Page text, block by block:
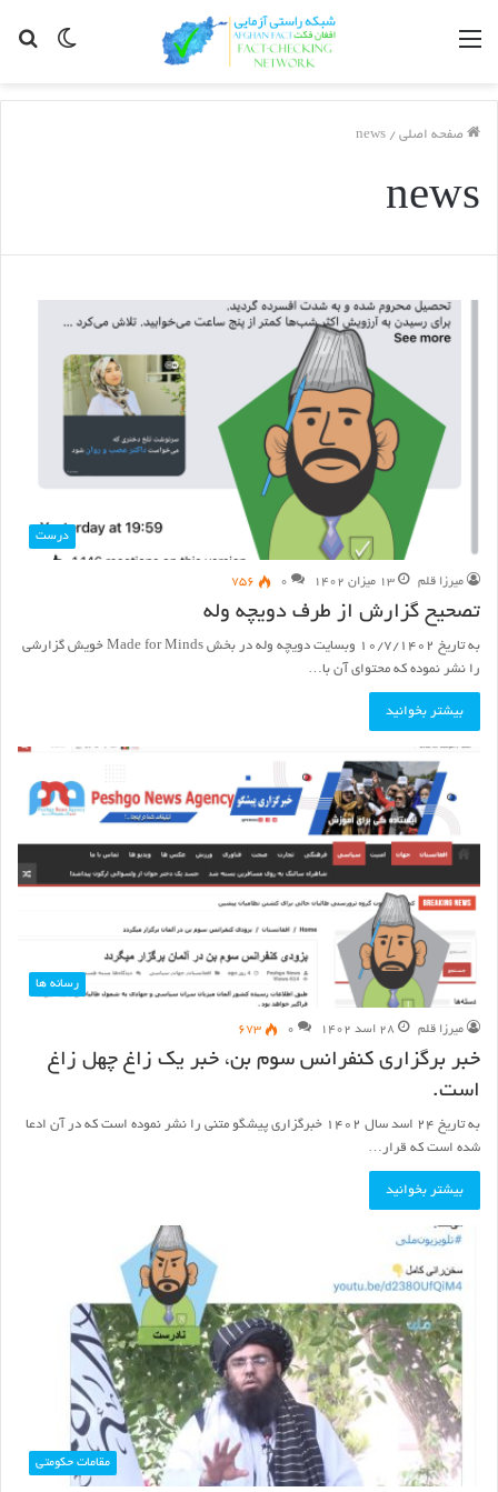
Switch
مینو
صفحه اصلی /
news
news
درست
میرزا قلم ۱۳ میزان ۱۴۰۲ ۰ ۷۵۶
تصحیح گزارش از طرف دویچه وله
به تاریخ ۱۰/۷/۱۴۰۲ وبسایت دویچه وله در بخش Made for Minds خویش گزارشی
را نشر نموده که محتوای آن با…
بیشتر بخوانید
رسانه ها
میرزا قلم ۲۸ اسد ۱۴۰۲ ۰ ۶۷۳
خبر برگزاری کنفرانس سوم بن، خبر یک زاغ چهل زاغ
است.
به تاریخ ۲۴ اسد سال ۱۴۰۲ خبرگزاری پیشگو متنی را نشر نموده است که در آن ادعا
شده است که قرار…
بیشتر بخوانید
مقامات حکومتی